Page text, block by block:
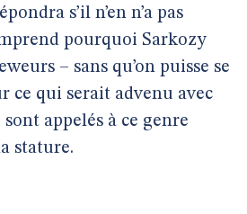
s’il n’en n’a pas
pourquoi Sarkozy
– sans qu’on puisse se
ce qui serait advenu avec
sont appelés à ce genre
stature.